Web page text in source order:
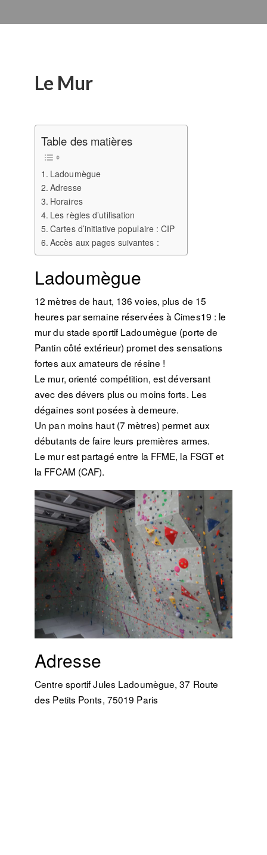
Le Mur
Table des matières
Ladoumègue
Adresse
Horaires
Les règles d’utilisation
Cartes d’initiative populaire : CIP
Accès aux pages suivantes :
Ladoumègue
12 mètres de haut, 136 voies, plus de 15
heures par semaine réservées à Cimes19 : le
mur du stade sportif Ladoumègue (porte de
Pantin côté extérieur) promet des sensations
fortes aux amateurs de résine !
Le mur, orienté compétition, est déversant
avec des dévers plus ou moins forts. Les
dégaines sont posées à demeure.
Un pan moins haut (7 mètres) permet aux
débutants de faire leurs premières armes.
Le mur est partagé entre la FFME, la FSGT et
la FFCAM (CAF).
Adresse
Centre sportif Jules Ladoumègue, 37 Route
des Petits Ponts, 75019 Paris